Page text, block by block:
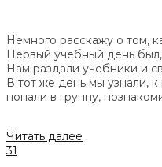
Немного расскажу о том,
Первый учебный день
Нам раздали учебники и
В тот же день мы узнали,
попали в группу,
Читать далее
31